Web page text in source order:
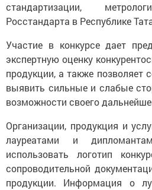
стандартизации,
Росстандарта в Республике
Участие в конкурсе дает
экспертную оценку
продукции, а также позволяет
выявить сильные и слабые
возможности своего
Организации, продукция и
лауреатами и
использовать логотип
сопроводительной
продукции. Информация о